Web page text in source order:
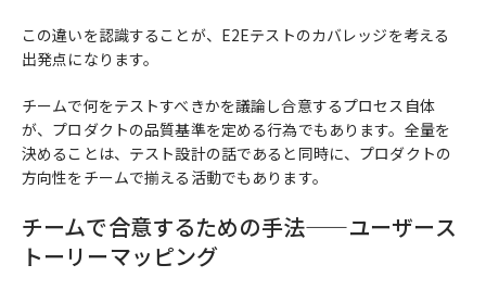
この違いを認識することが、E2Eテストのカバレッジを考える
出発点になります。
チームで何をテストすべきかを議論し合意するプロセス自体
が、プロダクトの品質基準を定める行為でもあります。全量を
決めることは、テスト設計の話であると同時に、プロダクトの
方向性をチームで揃える活動でもあります。
チームで合意するための手法——ユーザース
トーリーマッピング